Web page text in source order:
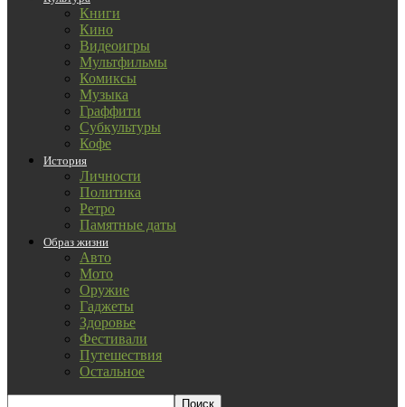
Книги
Кино
Видеоигры
Мультфильмы
Комиксы
Музыка
Граффити
Субкультуры
Кофе
История
Личности
Политика
Ретро
Памятные даты
Образ жизни
Авто
Мото
Оружие
Гаджеты
Здоровье
Фестивали
Путешествия
Остальное